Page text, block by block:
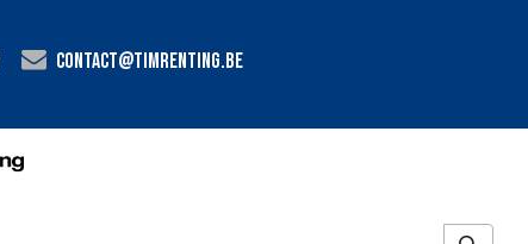
contact@timrenting.be